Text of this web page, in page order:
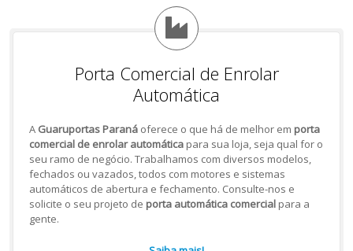
Porta Comercial de Enrolar
Automática
A Guaruportas Paranáoferece o que há de melhor em porta
comercial de enrolar automáticapara sua loja, seja qual for o
seu ramo de negócio. Trabalhamos com diversos modelos,
fechados ou vazados, todos com motores e sistemas
automáticos de abertura e fechamento. Consulte-nos e
solicite o seu projeto de porta automática comercialpara a
gente.